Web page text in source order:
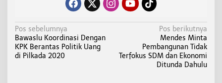
N
a
v
Pos sebelumnya
Bawaslu Koordinasi Dengan
KPK Berantas Politik Uang
di Pilkada 2020
Pos berikutnya
Mendes Minta
Pembangunan Tidak
Terfokus SDM dan Ekonomi
Ditunda Dahulu